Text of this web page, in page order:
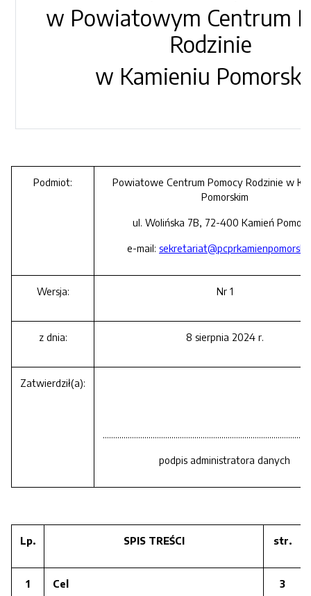
w Powiatowym Centrum
Rodzinie
w Kamieniu
Podmiot:
Powiatowe Centrum Pomocy Rodzinie w
Pomorskim
ul. Wolińska 7B, 72-400 Kamień
e-mail:
Wersja: Nr 1
z dnia: 8 sierpnia 2024 r.
Zatwierdził(a):
podpis administratora danych
Lp. SPIS TREŚCI str.
1 Cel 3